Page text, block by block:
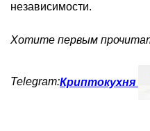
независимости.
Хотите первым
Telegram:Криптокухня